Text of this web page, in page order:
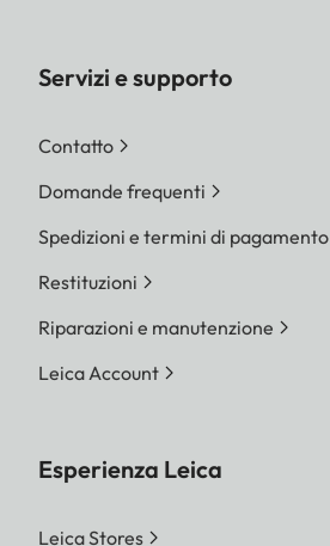
Servizi e supporto
Contatto
Domande frequenti
Spedizioni e termini di pagamento
Restituzioni
Riparazioni e manutenzione
Leica Account
Esperienza Leica
Leica Stores